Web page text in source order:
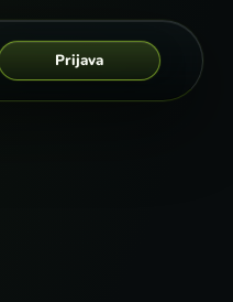
Prijava